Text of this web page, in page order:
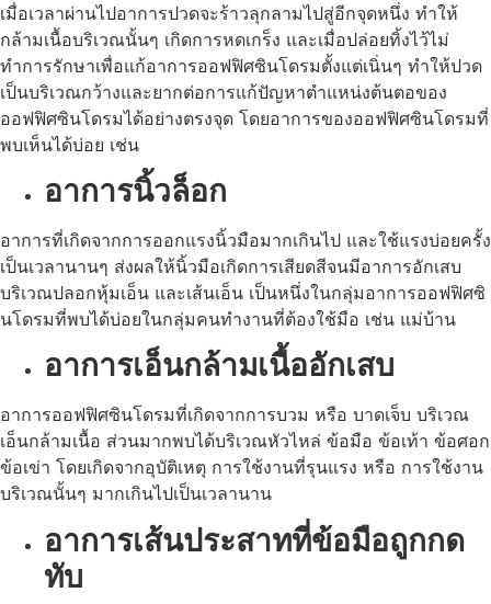
เมื่อเวลาผ่านไปอาการปวดจะร้าวลุกลามไปสู่อีกจุดหนึ่ง ทำให้
กล้ามเนื้อบริเวณนั้นๆ เกิดการหดเกร็ง และเมื่อปล่อยทิ้งไว้ไม่
ทำการรักษาเพื่อแก้อาการออฟฟิศซินโดรมตั้งแต่เนิ่นๆ ทำให้ปวด
เป็นบริเวณกว้างและยากต่อการแก้ปัญหาตำแหน่งต้นตอของ
ออฟฟิศซินโดรมได้อย่างตรงจุด โดยอาการของออฟฟิศซินโดรมที่
พบเห็นได้บ่อย เช่น
อาการนิ้วล็อก
อาการที่เกิดจากการออกแรงนิ้วมือมากเกินไป และใช้แรงบ่อยครั้ง
เป็นเวลานานๆ ส่งผลให้นิ้วมือเกิดการเสียดสีจนมีอาการอักเสบ
บริเวณปลอกหุ้มเอ็น และเส้นเอ็น เป็นหนึ่งในกลุ่มอาการออฟฟิศซิ
นโดรมที่พบได้บ่อยในกลุ่มคนทำงานที่ต้องใช้มือ เช่น แม่บ้าน
อาการเอ็นกล้ามเนื้ออักเสบ
อาการออฟฟิศซินโดรมที่เกิดจากการบวม หรือ บาดเจ็บ บริเวณ
เอ็นกล้ามเนื้อ ส่วนมากพบได้บริเวณหัวไหล่ ข้อมือ ข้อเท้า ข้อศอก
ข้อเข่า โดยเกิดจากอุบัติเหตุ การใช้งานที่รุนแรง หรือ การใช้งาน
บริเวณนั้นๆ มากเกินไปเป็นเวลานาน
อาการเส้นประสาทที่ข้อมือถูกกด
ทับ